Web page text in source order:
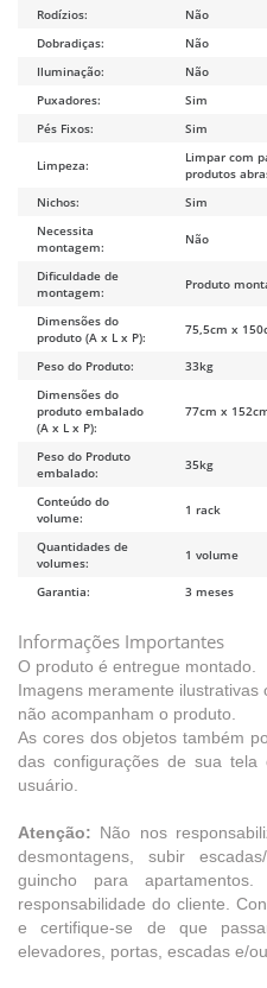
Rodízios:
Não
Dobradiças:
Não
Iluminação:
Não
Puxadores:
Sim
Pés Fixos:
Sim
Limpeza:
Limpar com
produtos
Nichos:
Sim
Necessita
montagem:
Não
Dificuldade de
montagem:
Produto
Dimensões do
produto (A x L x P):
75,5cm x
Peso do Produto:
33kg
Dimensões do
produto embalado
(A x L x P):
77cm x
Peso do Produto
embalado:
35kg
Conteúdo do
volume:
1 rack
Quantidades de
volumes:
1 volume
Garantia: 3 meses
Informações Importantes
O produto é entregue montado.
Imagens meramente
não acompanham o produto.
As cores dos objetos também
das configurações de sua
usuário.
Atenção: Não nos
desmontagens, subir
guincho para
responsabilidade do cliente.
e certifique-se de que
elevadores, portas, escadas e/